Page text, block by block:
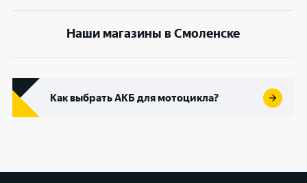
Наши магазины в Смоленске
Как выбрать АКБ для мотоцикла?